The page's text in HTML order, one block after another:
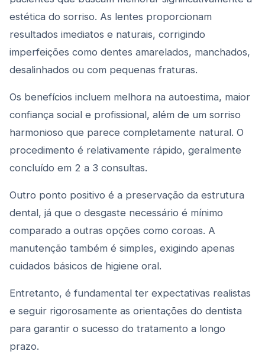
estética do sorriso. As lentes proporcionam
resultados imediatos e naturais, corrigindo
imperfeições como dentes amarelados, manchados,
desalinhados ou com pequenas fraturas.
Os benefícios incluem melhora na autoestima, maior
confiança social e profissional, além de um sorriso
harmonioso que parece completamente natural. O
procedimento é relativamente rápido, geralmente
concluído em 2 a 3 consultas.
Outro ponto positivo é a preservação da estrutura
dental, já que o desgaste necessário é mínimo
comparado a outras opções como coroas. A
manutenção também é simples, exigindo apenas
cuidados básicos de higiene oral.
Entretanto, é fundamental ter expectativas realistas
e seguir rigorosamente as orientações do dentista
para garantir o sucesso do tratamento a longo
prazo.